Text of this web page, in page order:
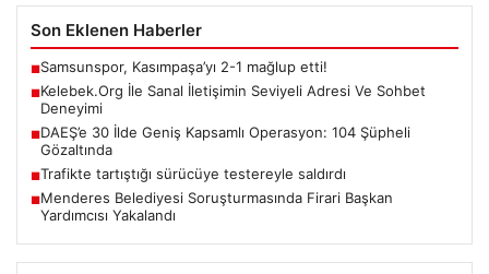
Son Eklenen Haberler
■Samsunspor, Kasımpaşa’yı 2-1 mağlup etti!
■Kelebek.Org İle Sanal İletişimin Seviyeli Adresi Ve Sohbet
Deneyimi
■DAEŞ’e 30 İlde Geniş Kapsamlı Operasyon: 104 Şüpheli
Gözaltında
■Trafikte tartıştığı sürücüye testereyle saldırdı
■Menderes Belediyesi Soruşturmasında Firari Başkan
Yardımcısı Yakalandı